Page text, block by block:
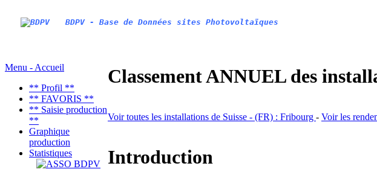
BDPV - Base de Données sites Photovoltaïques
Menu - Accueil
** Profil **
** FAVORIS **
** Saisie production
**
Graphique
production
Statistiques
Classement ANNUEL des
Voir toutes les installations de Suisse - (FR) : Fribourg - Voir les
Introduction